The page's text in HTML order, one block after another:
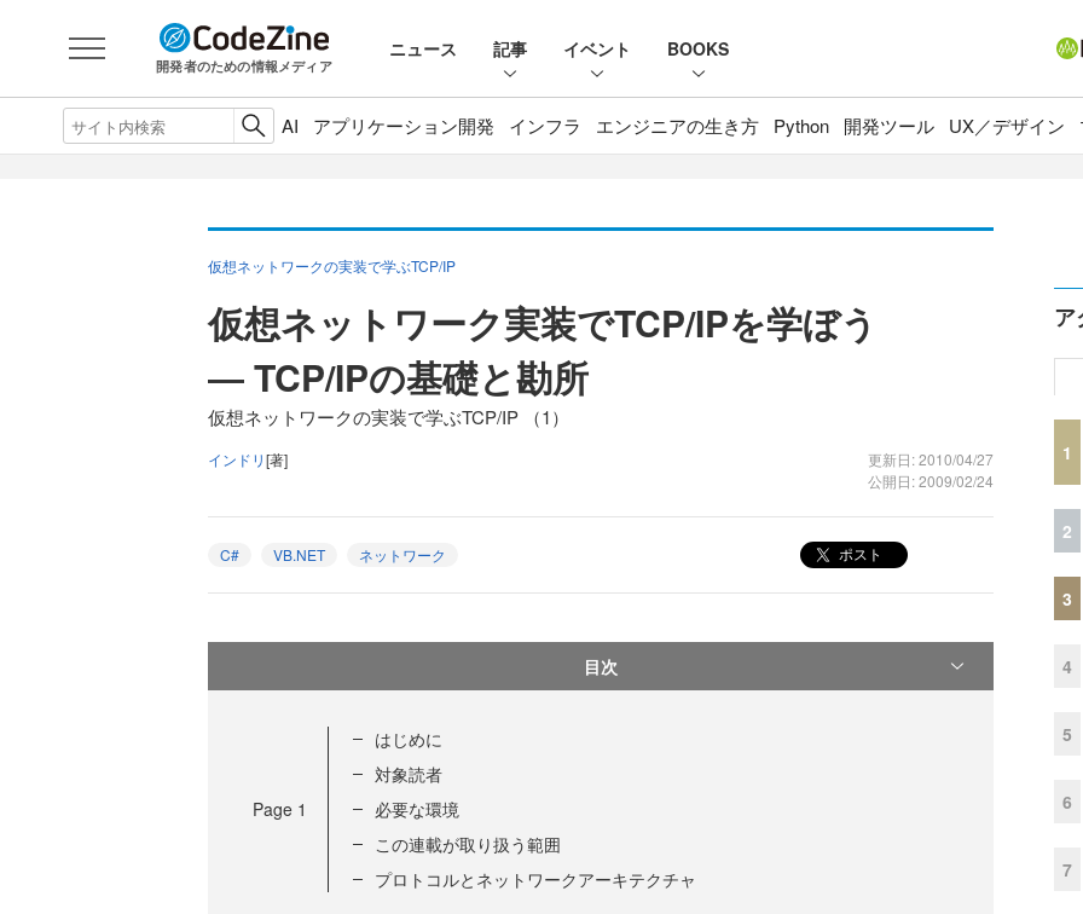
開発者のための情報メディア
ニュース 記事 イベント BOOKS
AI アプリケーション開発 インフラ エンジニアの生き方 Python 開発ツール UX／デザイン
仮想ネットワークの実装で学ぶTCP/IP
仮想ネットワーク実装でTCP/IPを学ぼう
― TCP/IPの基礎と勘所
仮想ネットワークの実装で学ぶTCP/IP （1）
インドリ[著]
更新日: 2010/04/27
公開日: 2009/02/24
C# VB.NET ネットワーク ポスト
目次
Page 1
はじめに
対象読者
必要な環境
この連載が取り扱う範囲
プロトコルとネットワークアーキテクチャ
ア
1
2
3
4
5
6
7